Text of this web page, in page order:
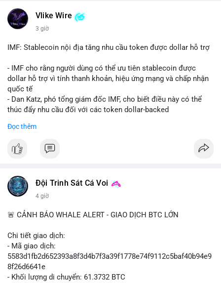
💬 DÒNG CHẢY TIN TỨC & TRUYỀN THÔNG: Bàn tán trên
Binance Square tập trung vào lệnh kẹp, dự báo NVDA và Musk
luận về Clearity Act.
💡 NHẬN ĐỊNH & KHUYẾN NGHỊ: Tâm lý ngắn hạn vẫn tiêu
cực do sợ hãi, nhưng xu hướng coin nhỏ và tin tức AI/NVIDA
có thể tạo cơ hội mua sớm. Cần theo dõi sự thay đổi trong
chính sách crypto Mỹ.
Vlike Wire
3 giờ
IMF: Stablecoin nội địa tăng nhu cầu token được dollar hỗ trợ
- IMF cho rằng người dùng có thể ưu tiên stablecoin được
dollar hỗ trợ vì tính thanh khoản, hiệu ứng mạng và chấp nhận
quốc tế
- Dan Katz, phó tổng giám đốc IMF, cho biết điều này có thể
thúc đẩy nhu cầu đối với các token dollar-backed
triển stablecoin nội địa
$btc $eth
📰 Nguồn: Cointelegraph
Đọc thêm
Đội Trinh Sát Cá Voi
4 giờ
🚨 CẢNH BÁO WHALE ALERT - GIAO DỊCH BTC LỚN
Chi tiết giao dịch:
- Mã giao dịch:
5583d1fb2d652393a8f3d4b7f3a39f1778e74f9112c5baf40b94e9
8f26d6641e
- Khối lượng di chuyển: 61.3732 BTC